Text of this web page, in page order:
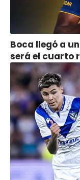
Boca llegó a
será el cuarto